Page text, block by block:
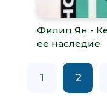
Филип Ян -
её наследие
1 2